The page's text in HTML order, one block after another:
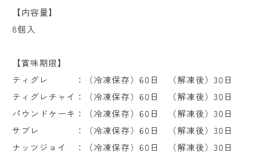
【内容量】
8個入
【賞味期限】
ティグレ ：（冷凍保存）60日 （解凍後）30日
ティグレチャイ：（冷凍保存）60日 （解凍後）30日
パウンドケーキ：（冷凍保存）60日 （解凍後）30日
サブレ ：（冷凍保存）60日 （解凍後）30日
ナッツジョイ ：（冷凍保存）60日 （解凍後）30日